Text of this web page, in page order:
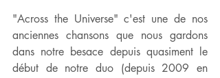
"Across the Universe" c'est une de nos
anciennes chansons que nous gardons
dans notre besace depuis quasiment le
début de notre duo (depuis 2009 en